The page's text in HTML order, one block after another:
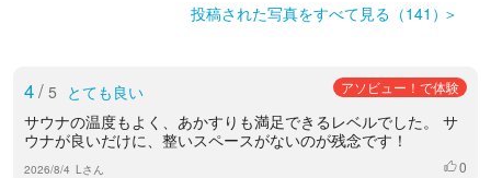
投稿された写真をすべて見る（141）
4/ 5 とても良い アソビュー！で体験
サウナの温度もよく、あかすりも満足できるレベルでした。 サ
ウナが良いだけに、整いスペースがないのが残念です！
2026/8/4 Lさん いいね
0